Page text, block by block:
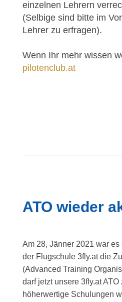
einzelnen Lehrern
(Selbige sind bitte im
Lehrer zu erfragen).
Wenn Ihr mehr wissen
pilotenclub.at
ATO wieder
Am 28, Jänner 2021 war
der Flugschule 3fly.at die
(Advanced Training
darf jetzt unsere 3fly.at
höherwertige Schulungen